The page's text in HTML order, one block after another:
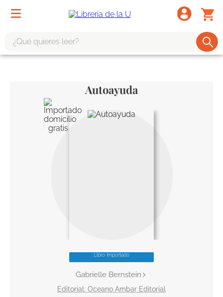
Autoayuda
Libro Importado
Gabrielle Bernstein
Oceano Ambar Editorial
tote bag -
harry potter
iliada